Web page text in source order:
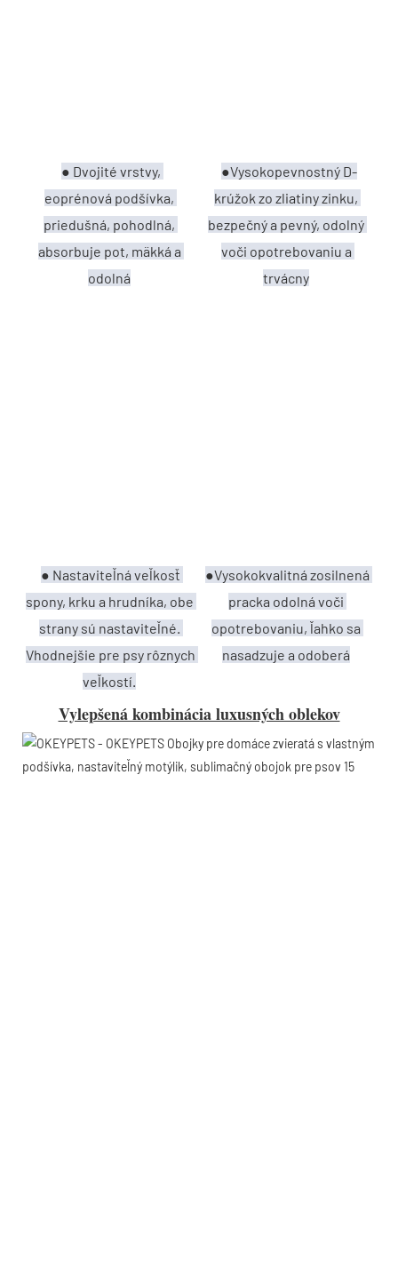
eoprénová podšívka,
priedušná, pohodlná,
absorbuje pot, mäkká a
odolná
●Vysokopevnostný D-
krúžok zo zliatiny zinku,
bezpečný a pevný, odolný
voči opotrebovaniu a
trvácny
● Nastaviteľná veľkosť
spony, krku a hrudníka, obe
strany sú nastaviteľné.
Vhodnejšie pre psy rôznych
veľkostí.
●Vysokokvalitná zosilnená
pracka odolná voči
opotrebovaniu, ľahko sa
nasadzuje a odoberá
Vylepšená kombinácia luxusných oblekov